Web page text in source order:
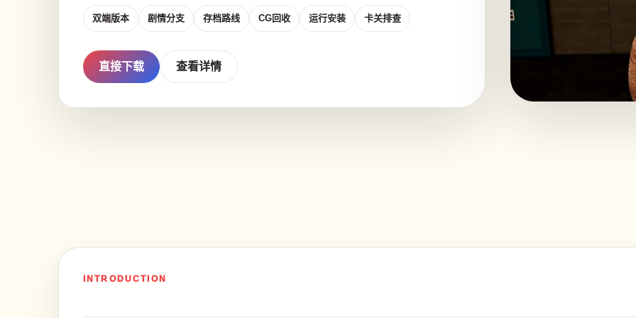
双端版本 剧情分支 存档路线 CG回收 运行安装 卡关排查
直接下载 查看详情
INTRODUCTION